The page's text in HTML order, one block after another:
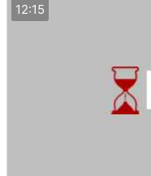
12:15